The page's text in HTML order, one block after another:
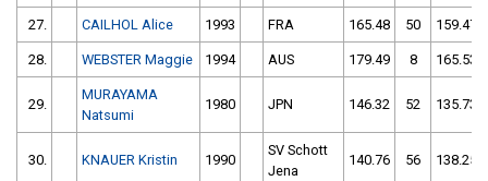
27. CAILHOL Alice 1993 FRA 165.48 50 159.47
28. WEBSTER Maggie 1994 AUS 179.49 8 165.53
29.
MURAYAMA
Natsumi
1980 JPN 146.32 52 135.73
30. KNAUER Kristin 1990
SV Schott
Jena
140.76 56 138.25